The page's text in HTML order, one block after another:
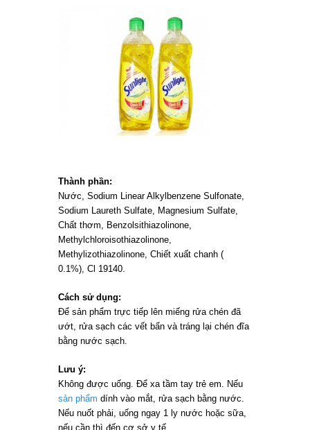
Thành phần:
Nước, Sodium Linear Alkylbenzene Sulfonate,
Sodium Laureth Sulfate, Magnesium Sulfate,
Chất thơm, Benzolsithiazolinone,
Methylchloroisothiazolinone,
Methylizothiazolinone, Chiết xuất chanh (
0.1%), Cl 19140.
Cách sử dụng:
Để sản phẩm trực tiếp lên miếng rửa chén đã
ướt, rửa sạch các vết bẩn và tráng lại chén đĩa
bằng nước sạch.
Lưu ý:
Không được uống. Để xa tầm tay trẻ em. Nếu
sản phẩm dính vào mắt, rửa sạch bằng nước.
Nếu nuốt phải, uống ngay 1 ly nước hoặc sữa,
nếu cần thì đến cơ sở y tế.